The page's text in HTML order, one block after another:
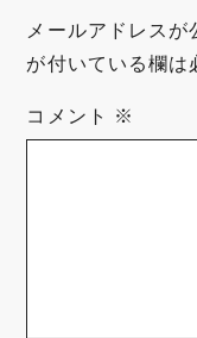
メールアドレスが
が付いている欄は
コメント ※